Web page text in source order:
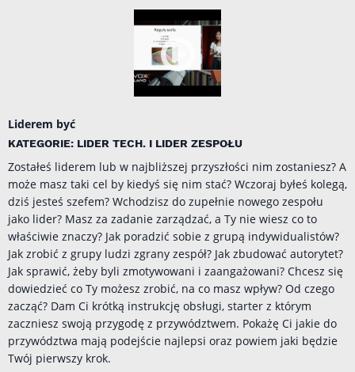
Liderem być
KATEGORIE: LIDER TECH. I LIDER ZESPOŁU
Zostałeś liderem lub w najbliższej przyszłości nim zostaniesz? A
może masz taki cel by kiedyś się nim stać? Wczoraj byłeś kolegą,
dziś jesteś szefem? Wchodzisz do zupełnie nowego zespołu
jako lider? Masz za zadanie zarządzać, a Ty nie wiesz co to
właściwie znaczy? Jak poradzić sobie z grupą indywidualistów?
Jak zrobić z grupy ludzi zgrany zespół? Jak zbudować autorytet?
Jak sprawić, żeby byli zmotywowani i zaangażowani? Chcesz się
dowiedzieć co Ty możesz zrobić, na co masz wpływ? Od czego
zacząć? Dam Ci krótką instrukcję obsługi, starter z którym
zaczniesz swoją przygodę z przywództwem. Pokażę Ci jakie do
przywództwa mają podejście najlepsi oraz powiem jaki będzie
Twój pierwszy krok.